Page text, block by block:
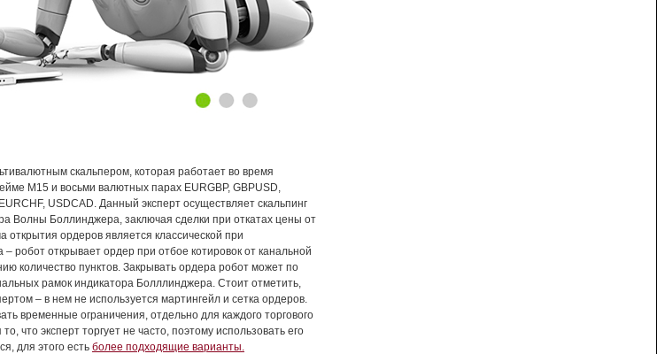
скальпером, которая работает во время
М15 и восьми валютных парах EURGBP, GBPUSD,
USDCAD. Данный эксперт осуществляет скальпинг
Волны Боллинджера, заключая сделки при откатах цены от
открытия ордеров является классической при
– робот открывает ордер при отбое котировок от канальной
количество пунктов. Закрывать ордера робот может по
рамок индикатора Болллинджера. Стоит отметить,
– в нем не используется мартингейл и сетка ордеров.
временные ограничения, отдельно для каждого торгового
что эксперт торгует не часто, поэтому использовать его
для этого есть более подходящие варианты.